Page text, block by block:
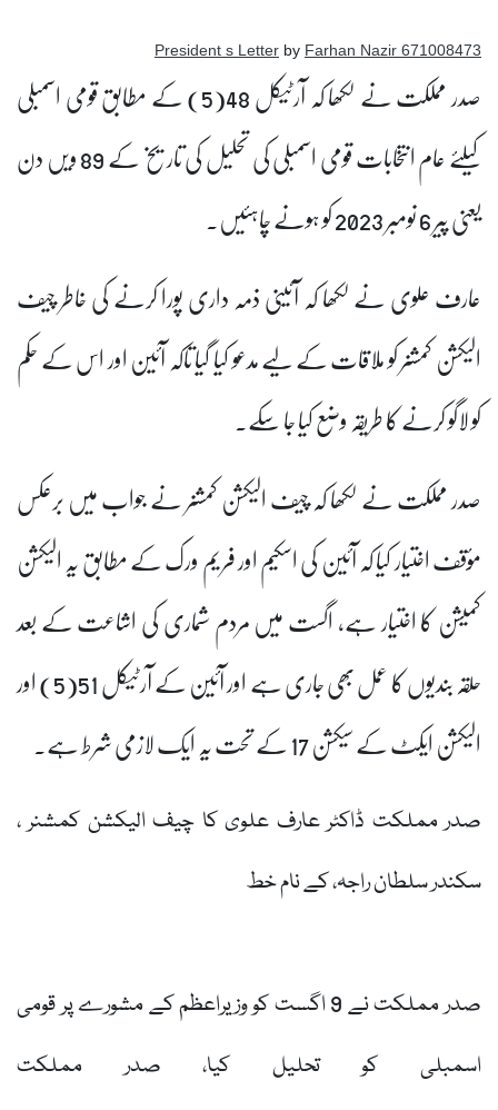
671008473 President s Letter
by Farhan Nazir
صدر مملکت نے لکھا کہ آرٹیکل 48(5) کے مطابق قومی اسمبلی
کیلئے عام انتخابات قومی اسمبلی کی تحلیل کی تاریخ کے 89 ویں دن
یعنی پیر 6 نومبر 2023 کو ہونے چاہئیں۔
عارف علوی نے لکھا کہ آئینی ذمہ داری پورا کرنے کی خاطر چیف
الیکشن کمشنر کو ملاقات کے لیے مدعو کیا گیا تاکہ آئین اور اس کے حکم
کو لاگو کرنے کا طریقہ وضع کیا جا سکے۔
صدر مملکت نے لکھا کہ چیف الیکشن کمشنر نے جواب میں برعکس
مؤقف اختیار کیا کہ آئین کی اسکیم اور فریم ورک کے مطابق یہ الیکشن
کمیشن کا اختیار ہے، اگست میں مردم شماری کی اشاعت کے بعد
حلقہ بندیوں کا عمل بھی جاری ہے اور آئین کے آرٹیکل 51(5) اور
الیکشن ایکٹ کے سیکشن 17 کے تحت یہ ایک لازمی شرط ہے۔
صدر مملکت ڈاکٹر عارف علوی کا چيف الیکشن کمشنر ،
سکندر سلطان راجہ، کے نام خط
صدر مملکت نے 9 اگست کو وزیراعظم کے مشورے پر قومی
اسمبلی کو تحلیل کیا، صدر مملکت